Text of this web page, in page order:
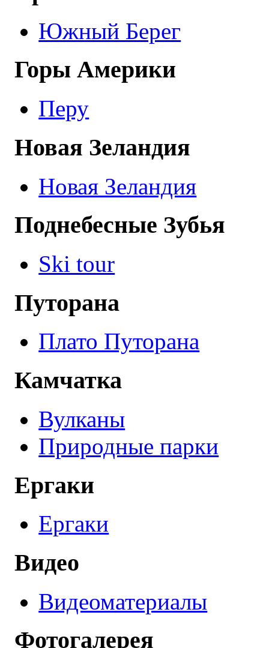
Южный Берег
Горы Америки
Перу
Новая Зеландия
Новая Зеландия
Поднебесные Зубья
Ski tour
Путорана
Плато Путорана
Камчатка
Вулканы
Природные парки
Ергаки
Ергаки
Видео
Видеоматериалы
Фотогалерея